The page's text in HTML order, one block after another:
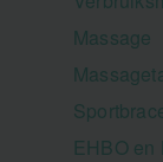
Massage
EHBO en